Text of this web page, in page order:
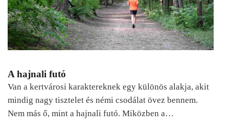
A hajnali futó
Van a kertvárosi karaktereknek egy különös alakja, akit
mindig nagy tisztelet és némi csodálat övez bennem.
Nem más ő, mint a hajnali futó. Miközben a…